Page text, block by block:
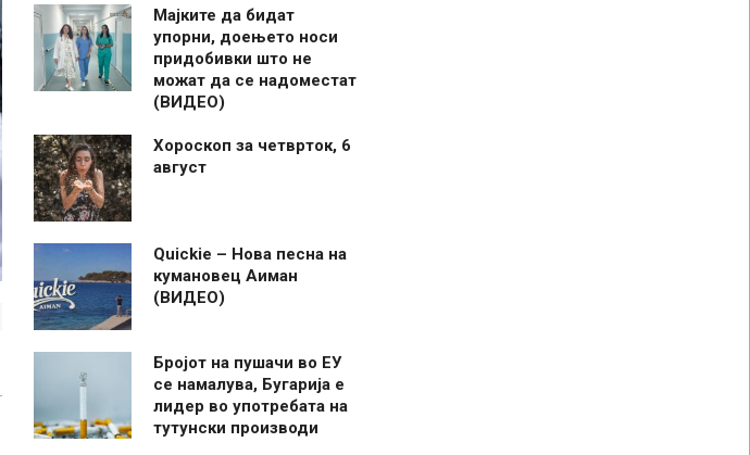
Мајките да бидат
упорни, доењето носи
придобивки што не
можат да се надоместат
(ВИДЕО)
Хороскоп за четврток, 6
август
Quickie – Нова песна на
кумановец Аиман
(ВИДЕО)
Бројот на пушачи во ЕУ
се намалува, Бугарија е
лидер во употребата на
тутунски производи